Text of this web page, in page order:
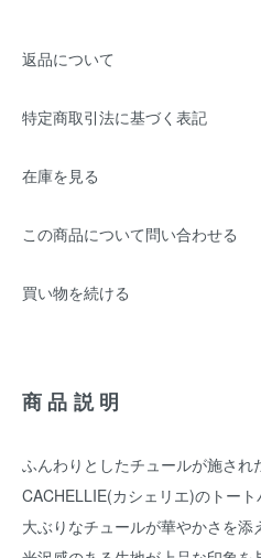
返品について
特定商取引法に基づく表記
在庫を見る
この商品について問い合わせる
買い物を続ける
商品説明
ふんわりとしたチュールが施され
CACHELLIE(カシェリエ)のトート
大ぶりなチュールが華やかさを添